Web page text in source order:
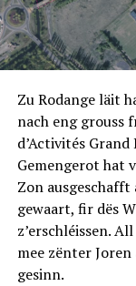
Zu Rodange läit
nach eng grouss
d’Activités Grand
Gemengerot hat
Zon
gewaart, fir dës
z’erschléissen.
mee zënter
gesinn.